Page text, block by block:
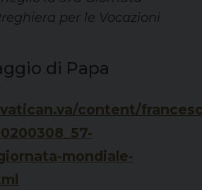
per le Vocazioni
di Papa
content/
mondiale-